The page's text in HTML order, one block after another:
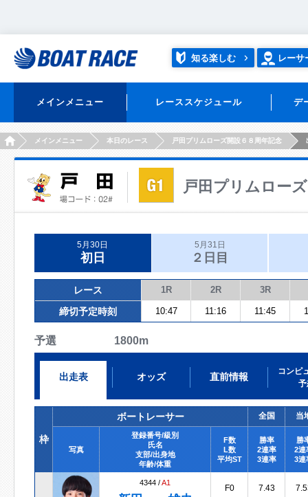
知る楽しむ レーサ
メインメニュー レーススケジュール デ
HOMEメインメニュー 本日のレース 戸田プリムローズ開設６８周年記念
戸田プリムロー
5月30日
初日
5月31日
２日目
レース 1R 2R 3R
締切予定時刻 10:47 11:16 11:45
予選 1800m
出走表 オッズ 直前情報
コンピ
予
枠
ボートレーサー 全国 当
写真
登録番号/級別
氏名
支部/出身地
年齢/体重
F数
L数
平均ST
勝率
2連率
3連率
勝
2連
3連
4344 /A1
F0
7.43